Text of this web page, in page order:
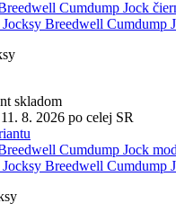
Jocksy Breedwell Cumdump
skladom
8. 2026 po celej SR
Jocksy Breedwell Cumdump